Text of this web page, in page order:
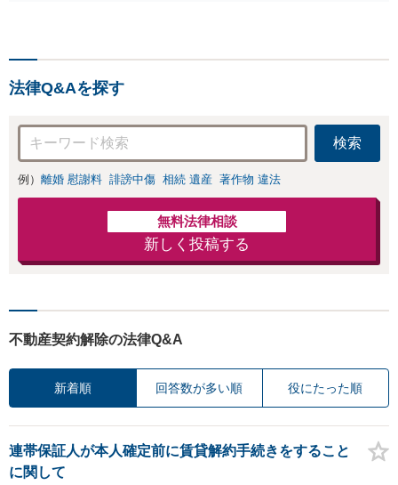
お店の風評被害対
応可：開示請求の
意見照会が来たと
きの対処法、被害
者との示談交渉
法律Q&Aを探す
検索
例） 離婚 慰謝料 誹謗中傷 相続 遺産 著作物 違法
無料法律相談
新しく投稿する
不動産契約解除の法律Q&A
新着順 回答数が多い順 役にたった順
連帯保証人が本人確定前に賃貸解約手続きをすること
に関して